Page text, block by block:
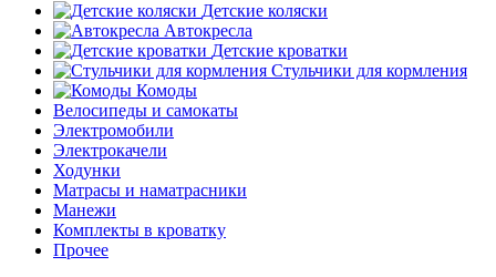
Детские коляски
Автокресла
Детские кроватки
Стульчики для кормления
Комоды
Велосипеды и самокаты
Электромобили
Электрокачели
Ходунки
Матрасы и наматрасники
Манежи
Комплекты в кроватку
Прочее